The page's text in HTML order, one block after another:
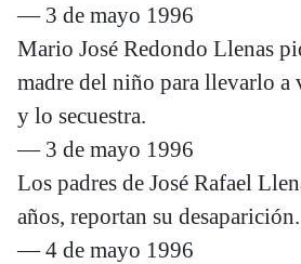
— 3 de mayo 1996
Mario José Redondo Llenas
madre del niño para llevarlo a
y lo secuestra.
— 3 de mayo 1996
Los padres de José Rafael
años, reportan su desaparición.
— 4 de mayo 1996